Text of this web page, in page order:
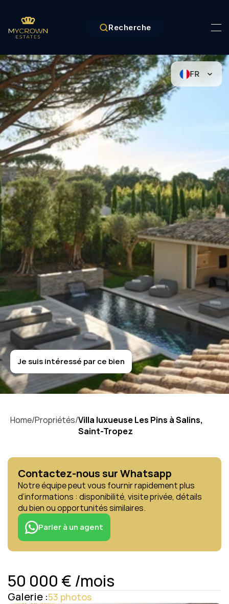
Recherche
Saint-Trope z
VillaluxueuseLesPinsà
Salins,Saint-Tropez
Je suis intéressé par ce bien
Home/Propriétés/Villa luxueuse Les Pins à Salins,
Saint-Tropez
Contactez-nous sur Whatsapp
Notre équipe peut vous fournir rapidement plus
d’informations : disponibilité, visite privée, détails
du bien ou opportunités similaires.
Parler à un agent
50 000 € /mois
Galerie :53 photos
FR